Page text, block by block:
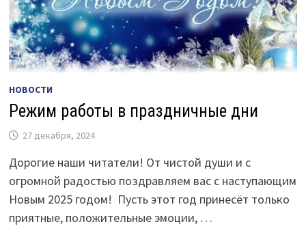
НОВОСТИ
Режим работы в праздничные дни
27 декабря, 2024
Дорогие наши читатели! От чистой души и с
огромной радостью поздравляем вас с наступающим
Новым 2025 годом! Пусть этот год принесёт только
приятные, положительные эмоции, …